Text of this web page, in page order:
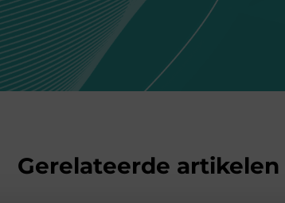
Gerelateerde artikelen